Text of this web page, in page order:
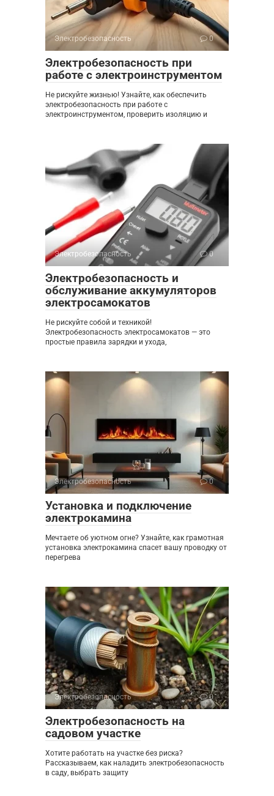
Электробезопасность 0
Электробезопасность при
работе с электроинструментом
Не рискуйте жизнью! Узнайте, как обеспечить
электробезопасность при работе с
электроинструментом, проверить изоляцию и
Электробезопасность 0
Электробезопасность и
обслуживание аккумуляторов
электросамокатов
Не рискуйте собой и техникой!
Электробезопасность электросамокатов — это
простые правила зарядки и ухода,
Электробезопасность 0
Установка и подключение
электрокамина
Мечтаете об уютном огне? Узнайте, как грамотная
установка электрокамина спасет вашу проводку от
перегрева
Электробезопасность 0
Электробезопасность на
садовом участке
Хотите работать на участке без риска?
Рассказываем, как наладить электробезопасность
в саду, выбрать защиту